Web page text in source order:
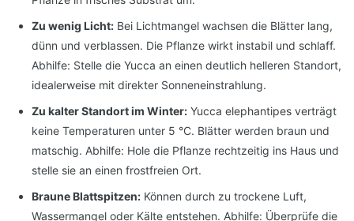
Zu wenig Licht: Bei Lichtmangel wachsen die Blätter lang,
dünn und verblassen. Die Pflanze wirkt instabil und schlaff.
Abhilfe: Stelle die Yucca an einen deutlich helleren Standort,
idealerweise mit direkter Sonneneinstrahlung.
Zu kalter Standort im Winter: Yucca elephantipes verträgt
keine Temperaturen unter 5 °C. Blätter werden braun und
matschig. Abhilfe: Hole die Pflanze rechtzeitig ins Haus und
stelle sie an einen frostfreien Ort.
Braune Blattspitzen: Können durch zu trockene Luft,
Wassermangel oder Kälte entstehen. Abhilfe: Überprüfe die